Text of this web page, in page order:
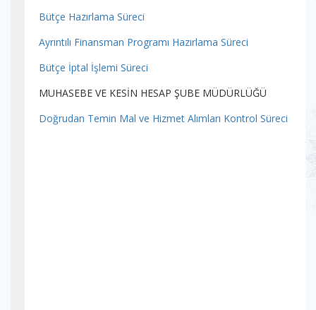
Bütçe Hazırlama Süreci
Ayrıntılı Finansman Programı Hazırlama Süreci
Bütçe İptal İşlemi Süreci
MUHASEBE VE KESİN HESAP ŞUBE MÜDÜRLÜĞÜ
Doğrudan Temin Mal ve Hizmet Alımları Kontrol Süreci